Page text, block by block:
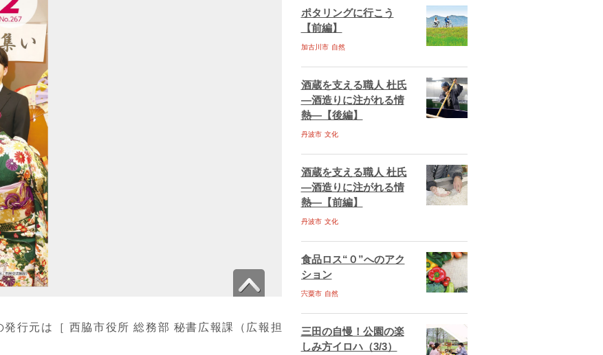
相生市ebooks稲美町ebooks
イベント情報イベント情報掲載のお申し込み
よくある質問サイトマップ
お問い合せ
セキュリティポリシー
発行元は［ 西脇市役所 総務部 秘書広報課（広報担
ポタリングに行こう
【前編】
加古川市 自然
酒蔵を支える職人 杜氏
―酒造りに注がれる情
熱―【後編】
丹波市 文化
酒蔵を支える職人 杜氏
―酒造りに注がれる情
熱―【前編】
丹波市 文化
食品ロス“０”へのアク
ション
宍粟市 自然
三田の自慢！公園の楽
しみ方イロハ（3/3）